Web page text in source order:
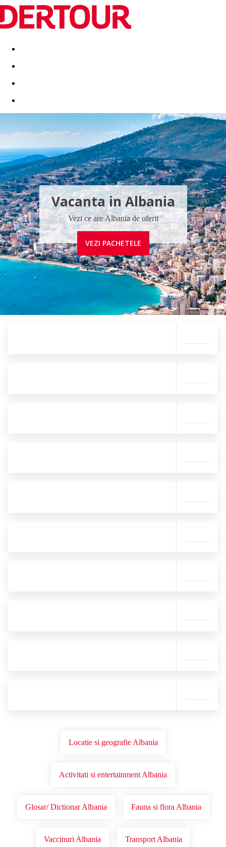
Destinatii Vacanta perfecta OFERTE DE NERATAT
Vacanta in Albania
Vezi ce are Albania de oferit
VEZI PACHETELE
Locatie si geografie Albania
Activitati si entertainment Albania
Glosar/ Dictionar Albania Fauna si flora Albania
Vaccinuri Albania Transport Albania